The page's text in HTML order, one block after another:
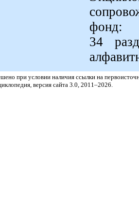
фонд:
34
при условии наличия ссылки на
версия сайта 3.0, 2011–2026.